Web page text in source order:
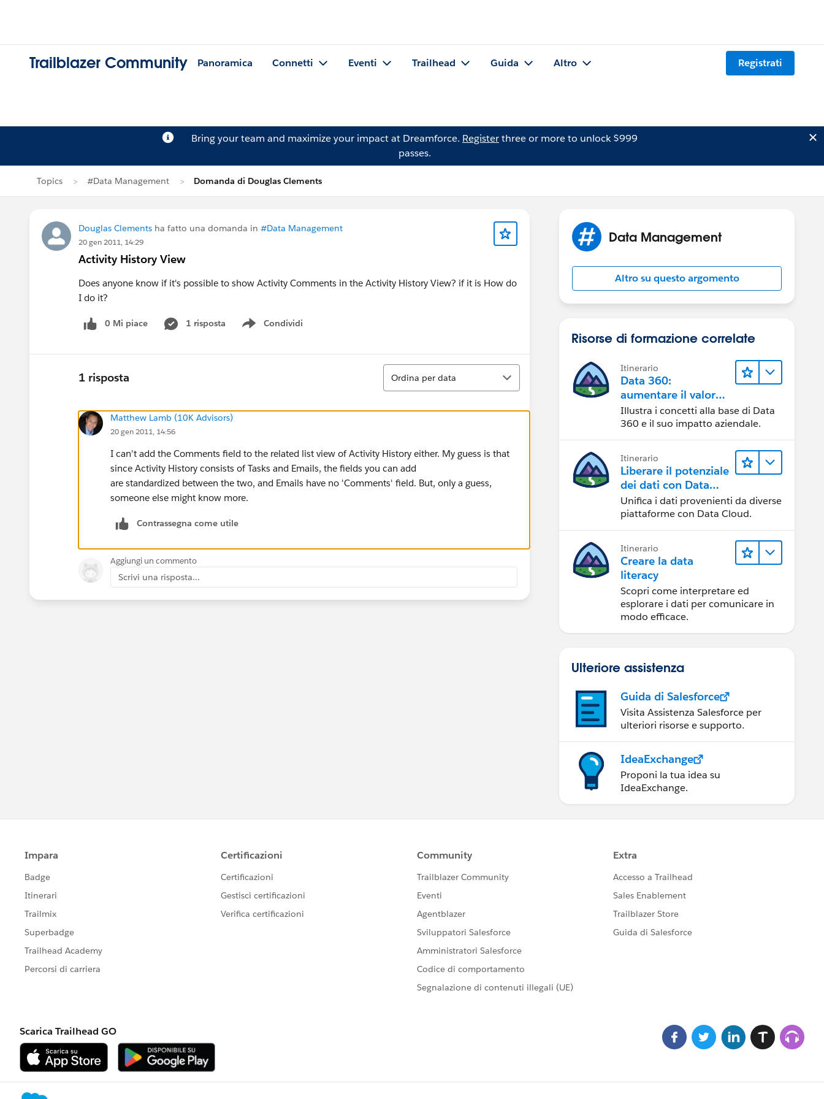
Trailblazer Community Panoramica Connetti Eventi Trailhead Guida Altro Registrati
Bring your team and maximize your impact at Dreamforce. Registerthree or more to unlock $999
passes.
Topics #Data Management Domanda di Douglas Clements
Douglas Clements ha fatto una domanda in #Data Management
20 gen 2011, 14:29
Activity History View
Does anyone know if it's possible to show Activity Comments in the Activity History View? if it is How do
I do it?
0 Mi piace 1 risposta Condividi
Show menu
1 risposta
Ordina
Ordina per data
Matthew Lamb (10K Advisors)
20 gen 2011, 14:56
I can't add the Comments field to the related list view of Activity History either. My guess is that
since Activity History consists of Tasks and Emails, the fields you can add
are standardized between the two, and Emails have no 'Comments' field. But, only a guess,
someone else might know more.
Contrassegna come utile
Aggiungi un commento
Scrivi una risposta...
Data Management
Altro su questo argomento
Risorse di formazione correlate
Itinerario
Data 360:
aumentare il valore
dei dati
Illustra i concetti alla base di Data
360 e il suo impatto aziendale.
Itinerario
Liberare il potenziale
dei dati con Data
Cloud
Unifica i dati provenienti da diverse
piattaforme con Data Cloud.
Itinerario
Creare la data
literacy
Scopri come interpretare ed
esplorare i dati per comunicare in
modo efficace.
Ulteriore assistenza
Guida di Salesforce
Visita Assistenza Salesforce per
ulteriori risorse e supporto.
IdeaExchange
Proponi la tua idea su
IdeaExchange.